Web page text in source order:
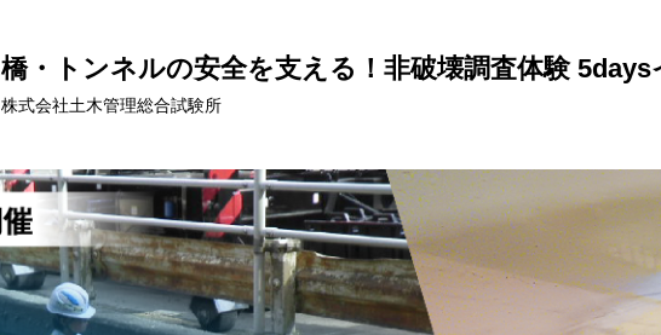
橋・トンネルの安全を支える！非破壊調査体験
株式会社土木管理総合試験所